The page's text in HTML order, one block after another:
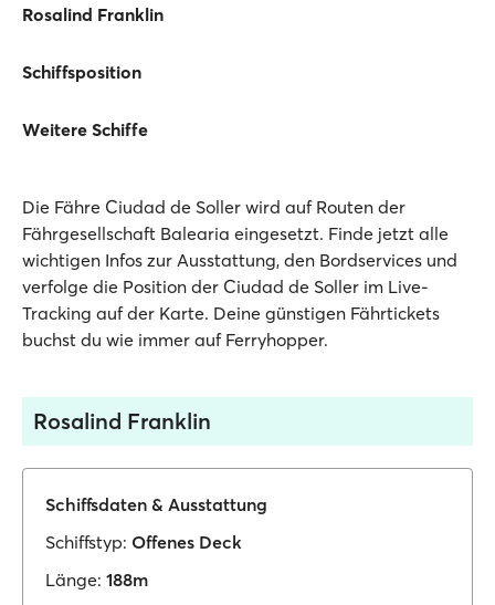
Rosalind Franklin
Schiffsposition
Weitere Schiffe
Die Fähre Ciudad de Soller wird auf Routen der
Fährgesellschaft Balearia eingesetzt. Finde jetzt alle
wichtigen Infos zur Ausstattung, den Bordservices und
verfolge die Position der Ciudad de Soller im Live-
Tracking auf der Karte. Deine günstigen Fährtickets
buchst du wie immer auf Ferryhopper.
Rosalind Franklin
Schiffsdaten & Ausstattung
Schiffstyp: Offenes Deck
Länge: 188m